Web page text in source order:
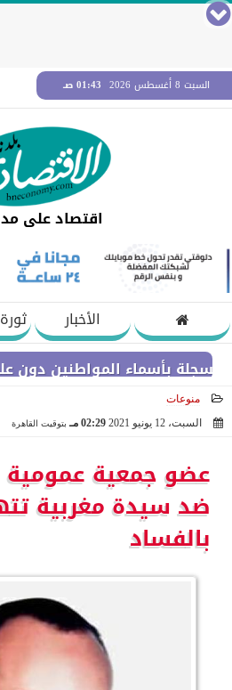
السبت 8 أغسطس 2026 01:43 صـ
اقتصاد على
الأخبار
بأسماء المواطنين دون علمهم
منوعات
السبت، 12 يونيو 2021
02:29 مـ بتوقيت القاهرة
عضو جمعية عمومية
ضد سيدة مغربية
بالفساد